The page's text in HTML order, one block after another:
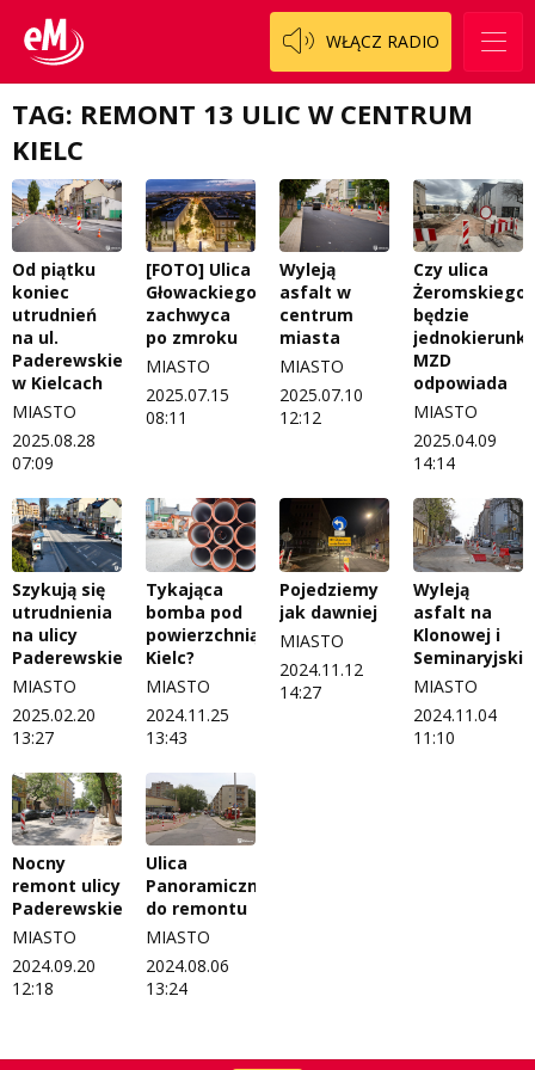
WŁĄCZ RADIO
Fascynująca nauka
Historia na fali
Modna kultura
OdNowa
Pacjent, którego nie zapomnę
Pasjonaci
Piąta strona świata
Prawdę mówiąc
Słowo Dnia
Weekend z blondynką
W starych Kielcach
Wszystko w temacie
Kontakt
O nas
Regulamin programu Patron
Zespół
Logo do pobrania
Regulamin konkursów
Regulamin przesyłania materiałów
Regulamin sklepu internetowego
Regulamin darowizn
Polityka prywatności
ZNAJDZIESZ NAS TAKŻE NA
TAG: REMONT 13 ULIC W CENTRUM
KIELC
Od piątku
koniec
utrudnień
na ul.
Paderewskiego
w Kielcach
MIASTO
2025.08.28
07:09
[FOTO] Ulica
Głowackiego
zachwyca
po zmroku
MIASTO
2025.07.15
08:11
Wyleją
asfalt w
centrum
miasta
MIASTO
2025.07.10
12:12
Czy ulica
Żeromskiego
będzie
MZD
odpowiada
MIASTO
2025.04.09
14:14
Szykują się
utrudnienia
na ulicy
Paderewskiego
MIASTO
2025.02.20
13:27
Tykająca
bomba pod
powierzchnią
Kielc?
MIASTO
2024.11.25
13:43
Pojedziemy
jak dawniej
MIASTO
2024.11.12
14:27
Wyleją
asfalt na
Klonowej i
MIASTO
2024.11.04
11:10
Nocny
remont ulicy
Paderewskiego
MIASTO
2024.09.20
12:18
Ulica
Panoramiczna
do remontu
MIASTO
2024.08.06
13:24